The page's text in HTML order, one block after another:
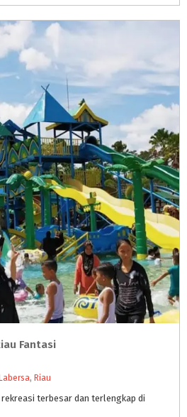
Fantasi
Labersa, Riau
rekreasi terbesar dan terlengkap di